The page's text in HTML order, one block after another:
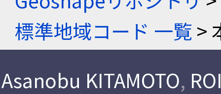
標準地域コード 一覧>
Asanobu KITAMOTO,